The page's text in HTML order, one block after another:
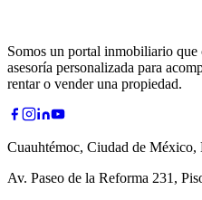
Somos un portal inmobiliario
asesoría personalizada para
rentar o vender una propiedad.
Cuauhtémoc, Ciudad de México,
Av. Paseo de la Reforma 231,